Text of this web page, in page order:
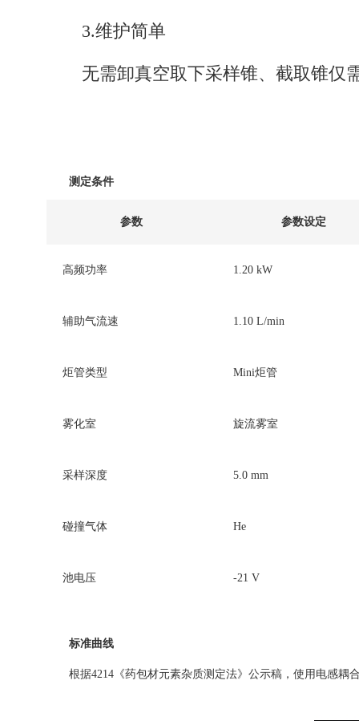
3.维护简单
无需卸真空取下采样锥、截取锥仅
测定条件
参数 参数设定
高频功率 1.20 kW
辅助气流速 1.10 L/min
炬管类型 Mini炬管
雾化室 旋流雾室
采样深度 5.0 mm
碰撞气体 He
池电压 -21 V
标准曲线
根据4214《药包材元素杂质测定法》公示稿，使用电感耦